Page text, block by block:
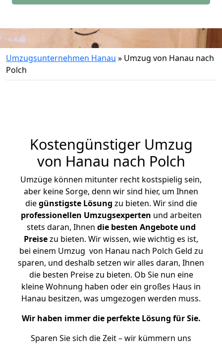
Umzugsunternehmen Hanau » Umzug von Hanau nach
Polch
Kostengünstiger Umzug
von Hanau nach Polch
Umzüge können mitunter recht kostspielig sein,
aber keine Sorge, denn wir sind hier, um Ihnen
diegünstigste Lösung zu bieten. Wir sind die
professionellen Umzugsexperten und arbeiten
stets daran, Ihnen die besten Angebote und
Preisezu bieten. Wir wissen, wie wichtig es ist,
bei einem Umzug von Hanau nach Polch Geld zu
sparen, und deshalb setzen wir alles daran, Ihnen
die besten Preise zu bieten. Ob Sie nun eine
kleine Wohnung haben oder ein großes Haus in
Hanau besitzen, was umgezogen werden muss.
Wir haben immer die perfekte Lösung für Sie.
Sparen Sie sich die Zeit – wir kümmern uns